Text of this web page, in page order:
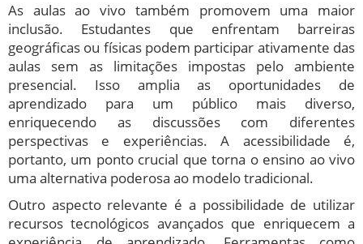
As aulas ao vivo também promovem uma maior
inclusão. Estudantes que enfrentam barreiras
geográficas ou físicas podem participar ativamente das
aulas sem as limitações impostas pelo ambiente
presencial. Isso amplia as oportunidades de
aprendizado para um público mais diverso,
enriquecendo as discussões com diferentes
perspectivas e experiências. A acessibilidade é,
portanto, um ponto crucial que torna o ensino ao vivo
uma alternativa poderosa ao modelo tradicional.
Outro aspecto relevante é a possibilidade de utilizar
recursos tecnológicos avançados que enriquecem a